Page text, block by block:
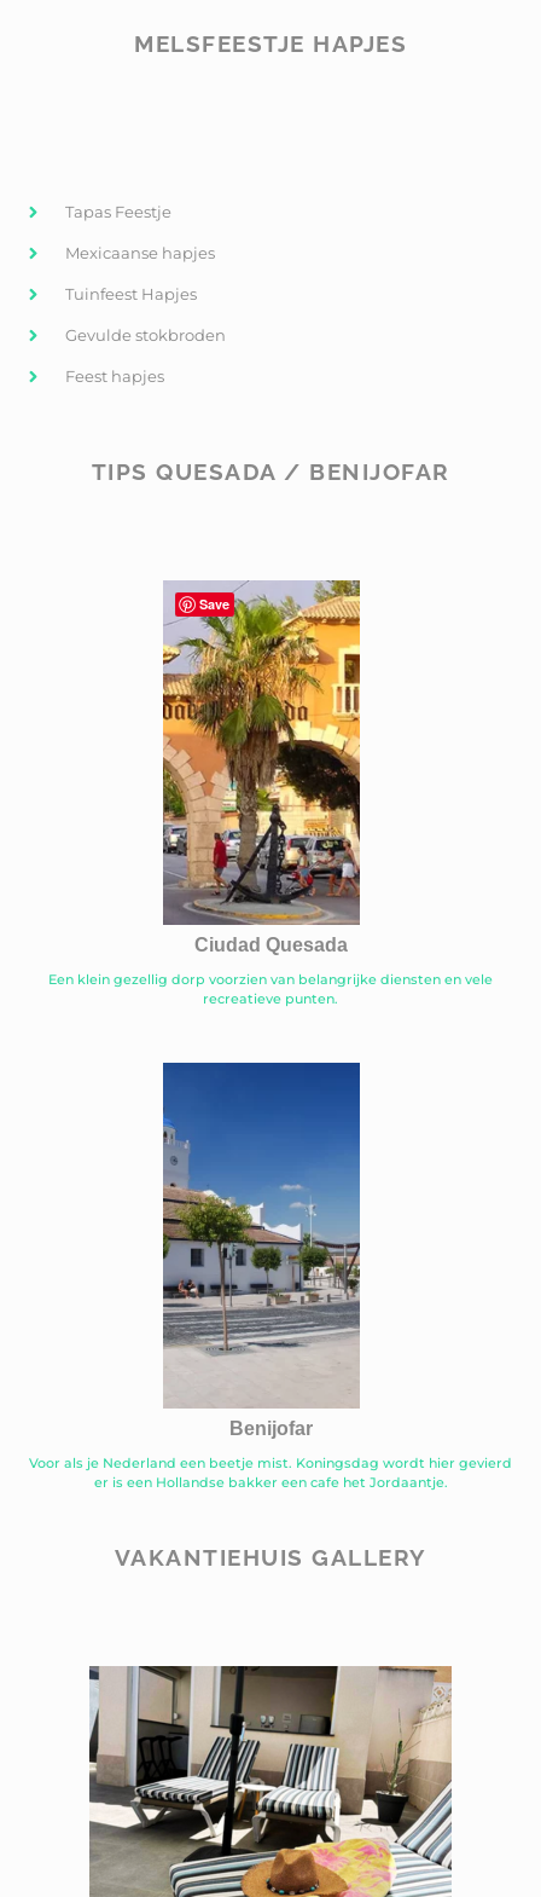
MELSFEESTJE HAPJES
Tapas Feestje
Mexicaanse hapjes
Tuinfeest Hapjes
Gevulde stokbroden
Feest hapjes
TIPS QUESADA / BENIJOFAR
Ciudad Quesada
Een klein gezellig dorp voorzien van belangrijke diensten en vele
recreatieve punten.
Benijofar
Voor als je Nederland een beetje mist. Koningsdag wordt hier gevierd
er is een Hollandse bakker een cafe het Jordaantje.
VAKANTIEHUIS GALLERY
Save